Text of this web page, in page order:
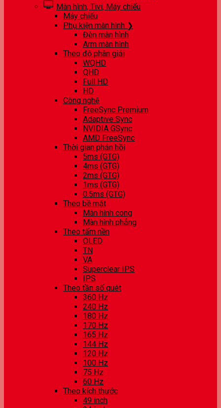
Màn hình, Tivi, Máy chiếu
Máy chiếu
Phụ kiện màn hình ❯
Đèn màn hình
Arm màn hình
Theo độ phân giải
WQHD
QHD
Full HD
HD
Công nghệ
FreeSync Premium
Adaptive Sync
NVIDIA GSync
AMD FreeSync
Thời gian phản hồi
5ms (GTG)
4ms (GTG)
2ms (GTG)
1ms (GTG)
0.5ms (GTG)
Theo bề mặt
Màn hình cong
Màn hình phẳng
Theo tấm nền
OLED
TN
VA
Superclear IPS
IPS
Theo tần số quét
360 Hz
240 Hz
180 Hz
170 Hz
165 Hz
144 Hz
120 Hz
100 Hz
75 Hz
60 Hz
Theo kích thước
49 inch